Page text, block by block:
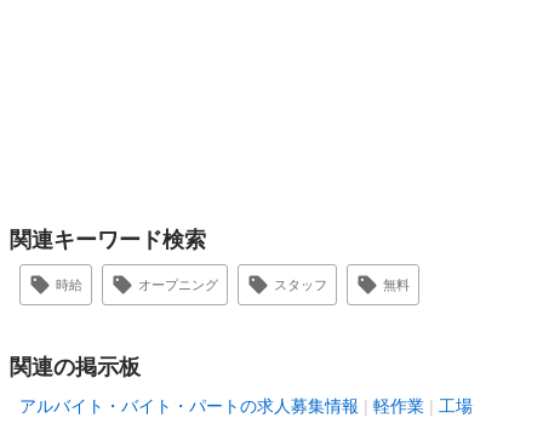
関連キーワード検索
時給 オープニング スタッフ 無料
関連の掲示板
アルバイト・バイト・パートの求人募集情報 軽作業 工場